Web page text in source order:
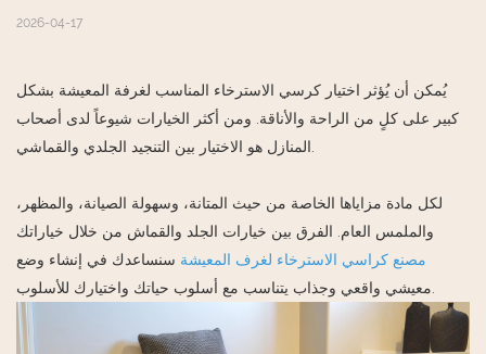
2026-04-17
يُمكن أن يُؤثر اختيار كرسي الاسترخاء المناسب لغرفة المعيشة بشكل
كبير على كلٍ من الراحة والأناقة. ومن أكثر الخيارات شيوعاً لدى أصحاب
لكل مادة مزاياها الخاصة من حيث المتانة، وسهولة الصيانة، والمظهر،
والملمس العام. الفرق بين خيارات الجلد والقماش من خلال خياراتك
مصنع كراسي الاسترخاء لغرف المعيشة سنساعدك في إنشاء وضع